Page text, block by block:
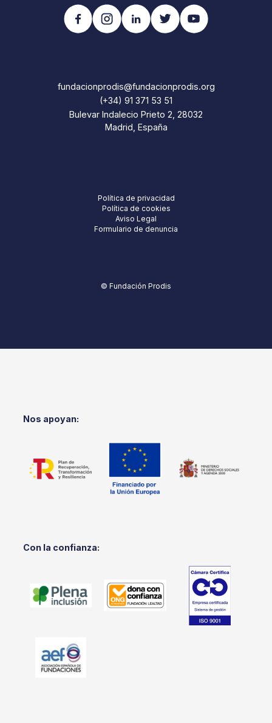
fundacionprodis@fundacionprodis.org
(+34) 91 371 53 51
Bulevar Indalecio Prieto 2, 28032
Madrid, España
Política de privacidad
Política de cookies
Aviso Legal
Formulario de denuncia
© Fundación Prodis
Nos apoyan:
Con la confianza: